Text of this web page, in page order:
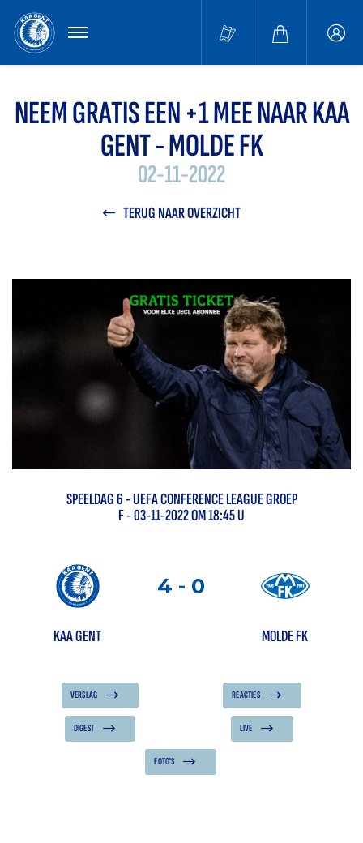
MENU
NEEM GRATIS EEN +1 MEE NAAR KAA
GENT - MOLDE FK
02-11-2022
TERUG NAAR OVERZICHT
SPEELDAG6-UEFA CONFERENCE LEAGUE GROEP
F- 03-11-2022 OM 18:45 U
4 - 0
KAA GENT MOLDE FK
VERSLAG REACTIES
DIGEST LIVE
FOTO'S